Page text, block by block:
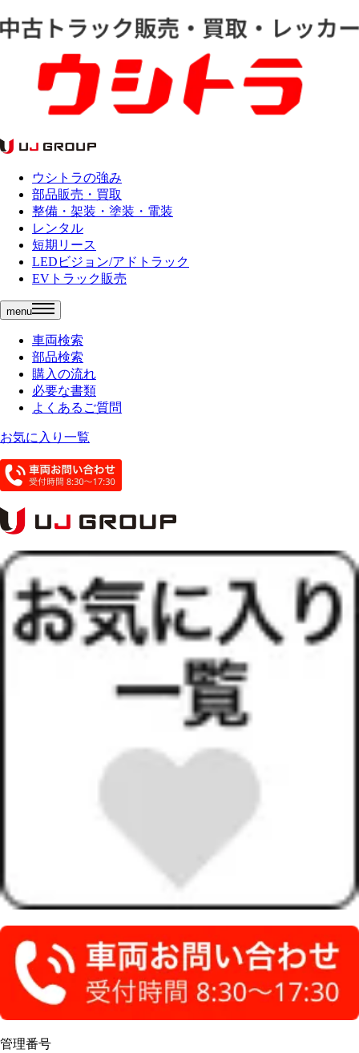
ウシトラの強み
部品販売・買取
整備・架装・塗装・電装
レンタル
短期リース
LEDビジョン/アドトラック
EVトラック販売
menu
車両検索
部品検索
購入の流れ
必要な書類
よくあるご質問
お気に入り一覧
管理番号